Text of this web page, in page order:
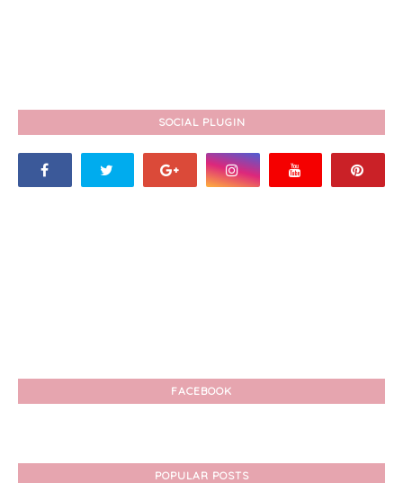
SOCIAL PLUGIN
FACEBOOK
POPULAR POSTS